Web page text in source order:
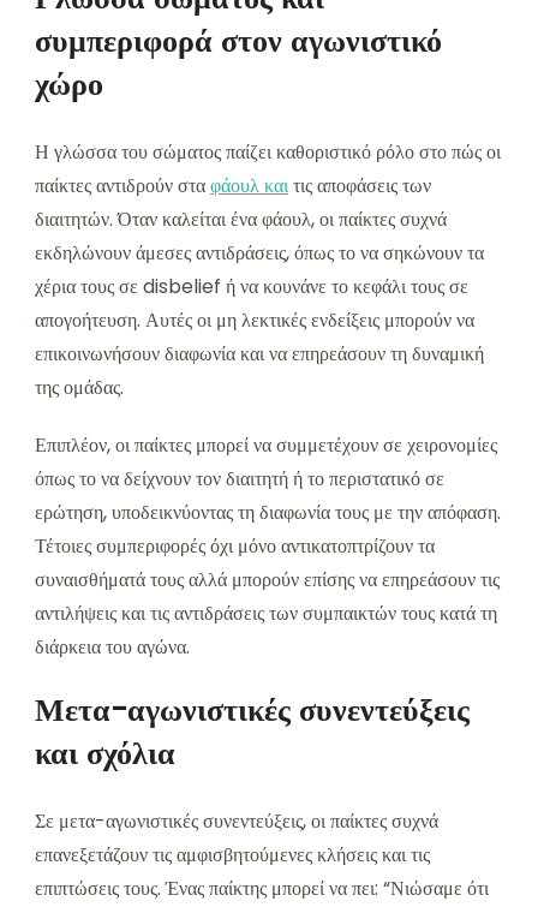
συμπεριφορά στον αγωνιστικό
χώρο
Η γλώσσα του σώματος παίζει καθοριστικό ρόλο στο πώς οι
παίκτες αντιδρούν σταφάουλ καιτις αποφάσεις των
διαιτητών. Όταν καλείται ένα φάουλ, οι παίκτες συχνά
εκδηλώνουν άμεσες αντιδράσεις, όπως το να σηκώνουν τα
χέρια τους σε disbelief ή να κουνάνε το κεφάλι τους σε
απογοήτευση. Αυτές οι μη λεκτικές ενδείξεις μπορούν να
επικοινωνήσουν διαφωνία και να επηρεάσουν τη δυναμική
της ομάδας.
Επιπλέον, οι παίκτες μπορεί να συμμετέχουν σε χειρονομίες
όπως το να δείχνουν τον διαιτητή ή το περιστατικό σε
ερώτηση, υποδεικνύοντας τη διαφωνία τους με την απόφαση.
Τέτοιες συμπεριφορές όχι μόνο αντικατοπτρίζουν τα
συναισθήματά τους αλλά μπορούν επίσης να επηρεάσουν τις
αντιλήψεις και τις αντιδράσεις των συμπαικτών τους κατά τη
διάρκεια του αγώνα.
Μετα-αγωνιστικές συνεντεύξεις
και σχόλια
Σε μετα-αγωνιστικές συνεντεύξεις, οι παίκτες συχνά
επανεξετάζουν τις αμφισβητούμενες κλήσεις και τις
επιπτώσεις τους. Ένας παίκτης μπορεί να πει: “Νιώσαμε ότι